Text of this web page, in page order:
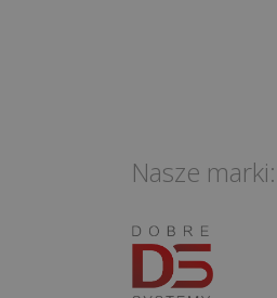
Nasze marki: